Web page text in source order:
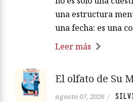
una estructura
una fecha: es una
Leer más
El olfato de Su
agosto 07, 2026 /